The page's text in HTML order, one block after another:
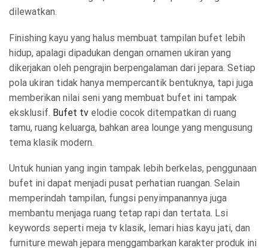
dilewatkan.
Finishing kayu yang halus membuat tampilan bufet lebih
hidup, apalagi dipadukan dengan ornamen ukiran yang
dikerjakan oleh pengrajin berpengalaman dari jepara. Setiap
pola ukiran tidak hanya mempercantik bentuknya, tapi juga
memberikan nilai seni yang membuat bufet ini tampak
eksklusif. Bufet tv elodie cocok ditempatkan di ruang
tamu, ruang keluarga, bahkan area lounge yang mengusung
tema klasik modern.
Untuk hunian yang ingin tampak lebih berkelas, penggunaan
bufet ini dapat menjadi pusat perhatian ruangan. Selain
memperindah tampilan, fungsi penyimpanannya juga
membantu menjaga ruang tetap rapi dan tertata. Lsi
keywords seperti meja tv klasik, lemari hias kayu jati, dan
furniture mewah jepara menggambarkan karakter produk ini